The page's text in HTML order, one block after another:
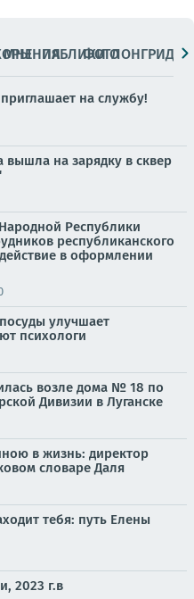
МНЕНИЯПАБЛИКИ
ФОТОЛОНГРИДЫ
на службу!
вышла на зарядку в сквер
Республики
республиканского
в оформлении
улучшает
психологи
возле дома № 18 по
Дивизии в Луганске
в жизнь: директор
словаре Даля
тебя: путь Елены
2023 г.в